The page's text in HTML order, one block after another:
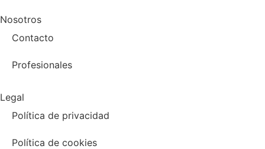
Nosotros
Contacto
Profesionales
Legal
Política de privacidad
Política de cookies